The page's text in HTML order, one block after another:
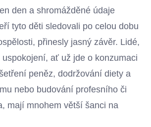
den a shromážděné údaje
tyto děti sledovali po celou dobu
přinesly jasný závěr. Lidé,
ať už jde o konzumaci
peněz, dodržování diety a
nebo budování profesního či
mají mnohem větší šanci na